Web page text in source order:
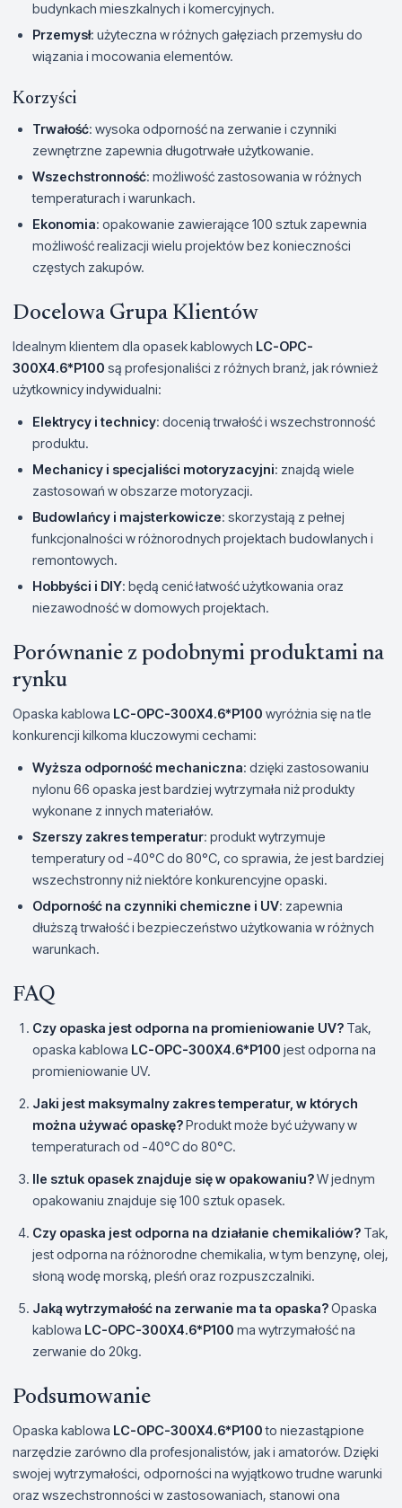
budynkach mieszkalnych i komercyjnych.
Przemysł: użyteczna w różnych gałęziach przemysłu do
wiązania i mocowania elementów.
Korzyści
Trwałość: wysoka odporność na zerwanie i czynniki
zewnętrzne zapewnia długotrwałe użytkowanie.
Wszechstronność: możliwość zastosowania w różnych
temperaturach i warunkach.
Ekonomia: opakowanie zawierające 100 sztuk zapewnia
możliwość realizacji wielu projektów bez konieczności
częstych zakupów.
Docelowa Grupa Klientów
Idealnym klientem dla opasek kablowych LC-OPC-
300X4.6*P100 są profesjonaliści z różnych branż, jak również
użytkownicy indywidualni:
Elektrycy i technicy: docenią trwałość i wszechstronność
produktu.
Mechanicy i specjaliści motoryzacyjni: znajdą wiele
zastosowań w obszarze motoryzacji.
Budowlańcy i majsterkowicze: skorzystają z pełnej
funkcjonalności w różnorodnych projektach budowlanych i
remontowych.
Hobbyści i DIY: będą cenić łatwość użytkowania oraz
niezawodność w domowych projektach.
Porównanie z podobnymi produktami na
rynku
Opaska kablowa LC-OPC-300X4.6*P100 wyróżnia się na tle
konkurencji kilkoma kluczowymi cechami:
Wyższa odporność mechaniczna: dzięki zastosowaniu
nylonu 66 opaska jest bardziej wytrzymała niż produkty
wykonane z innych materiałów.
Szerszy zakres temperatur: produkt wytrzymuje
temperatury od -40°C do 80°C, co sprawia, że jest bardziej
wszechstronny niż niektóre konkurencyjne opaski.
Odporność na czynniki chemiczne i UV: zapewnia
dłuższą trwałość i bezpieczeństwo użytkowania w różnych
warunkach.
FAQ
Czy opaska jest odporna na promieniowanie UV? Tak,
opaska kablowa LC-OPC-300X4.6*P100 jest odporna na
promieniowanie UV.
Jaki jest maksymalny zakres temperatur, w których
można używać opaskę? Produkt może być używany w
temperaturach od -40°C do 80°C.
Ile sztuk opasek znajduje się w opakowaniu?W jednym
opakowaniu znajduje się 100 sztuk opasek.
Czy opaska jest odporna na działanie chemikaliów? Tak,
jest odporna na różnorodne chemikalia, w tym benzynę, olej,
słoną wodę morską, pleśń oraz rozpuszczalniki.
Jaką wytrzymałość na zerwanie ma ta opaska?Opaska
kablowa LC-OPC-300X4.6*P100 ma wytrzymałość na
zerwanie do 20kg.
Podsumowanie
Opaska kablowa LC-OPC-300X4.6*P100to niezastąpione
narzędzie zarówno dla profesjonalistów, jak i amatorów. Dzięki
swojej wytrzymałości, odporności na wyjątkowo trudne warunki
oraz wszechstronności w zastosowaniach, stanowi ona